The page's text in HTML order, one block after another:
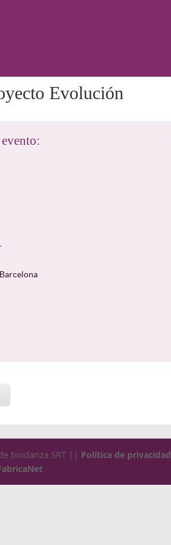
Evolución
biodanza SRT || Política de privacidad